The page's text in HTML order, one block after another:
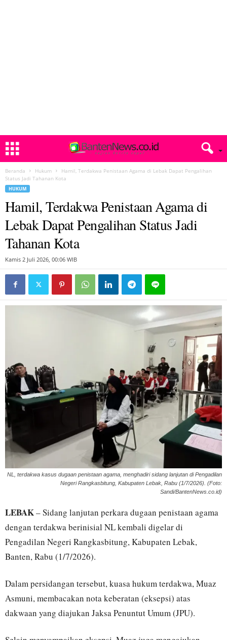
Beranda Hukum
Hamil, Terdakwa Penistaan Agama di Lebak Dapat Pengalihan
Status Jadi Tahanan Kota
HUKUM
Hamil, Terdakwa Penistaan Agama di
Lebak Dapat Pengalihan Status Jadi
Tahanan Kota
Kamis 2 Juli 2026, 00:06 WIB
NL, terdakwa kasus dugaan penistaan agama, menghadiri sidang lanjutan di Pengadilan
Negeri Rangkasbitung, Kabupaten Lebak, Rabu (1/7/2026). (Foto:
Sandi/BantenNews.co.id)
LEBAK– Sidang lanjutan perkara dugaan penistaan agama
dengan terdakwa berinisial NL kembali digelar di
Pengadilan Negeri Rangkasbitung, Kabupaten Lebak,
Banten, Rabu (1/7/2026).
Dalam persidangan tersebut, kuasa hukum terdakwa, Muaz
Asmuni, membacakan nota keberatan (eksepsi) atas
dakwaan yang diajukan Jaksa Penuntut Umum (JPU).